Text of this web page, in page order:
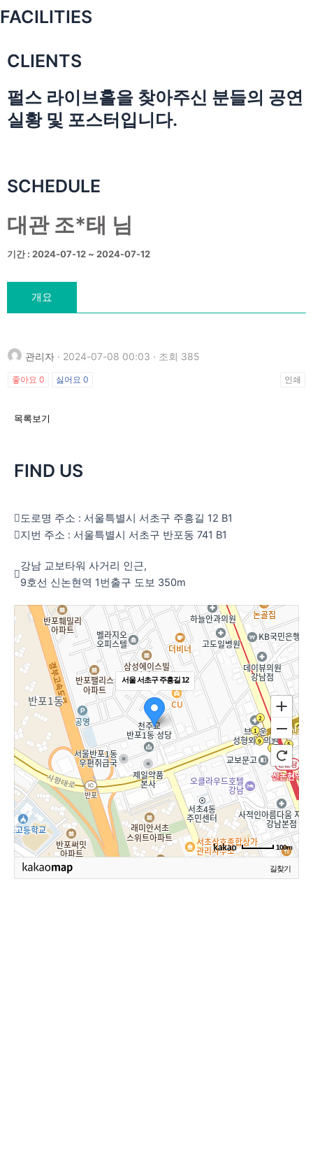
FACILITIES
CLIENTS
펄스 라이브홀을 찾아주신 분들의 공연
실황 및 포스터입니다.
SCHEDULE
대관 조*태 님
기간 : 2024-07-12 ~ 2024-07-12
개요
관리자 · 2024-07-08 00:03 · 조회 385
좋아요 0 싫어요 0 인쇄
목록보기
FIND US
도로명 주소 : 서울특별시 서초구 주흥길 12 B1
지번 주소 : 서울특별시 서초구 반포동 741 B1
강남 교보타워 사거리 인근,
9호선 신논현역 1번출구 도보 350m
서울 서초구 주흥길 12
100m
길찾기